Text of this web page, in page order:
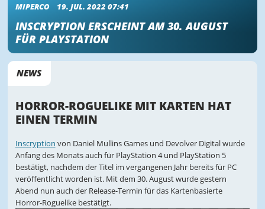
MIPERCO 19. JUL. 2022 07:41
INSCRYPTION ERSCHEINT AM 30. AUGUST
FÜR PLAYSTATION
NEWS
HORROR-ROGUELIKE MIT KARTEN HAT
EINEN TERMIN
Inscryption von Daniel Mullins Games und Devolver Digital wurde
Anfang des Monats auch für PlayStation 4 und PlayStation 5
bestätigt, nachdem der Titel im vergangenen Jahr bereits für PC
veröffentlicht worden ist. Mit dem 30. August wurde gestern
Abend nun auch der Release-Termin für das Kartenbasierte
Horror-Roguelike bestätigt.